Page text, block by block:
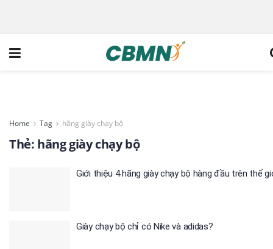
Home Tag hãng giày chạy bộ
Thẻ: hãng giày chạy bộ
Giới thiệu 4 hãng giày chạy bộ hàng đầu trên thế
Giày chạy bộ chỉ có Nike và adidas?